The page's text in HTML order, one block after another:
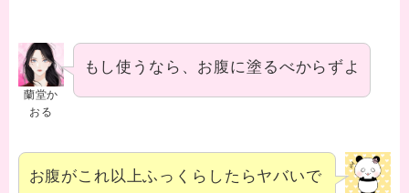
蘭堂か
おる
もし使うなら、お腹に塗るべからずよ
お腹がこれ以上ふっくらしたらヤバいで